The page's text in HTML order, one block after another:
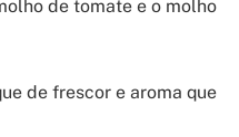
de tomate e o molho
de frescor e aroma que